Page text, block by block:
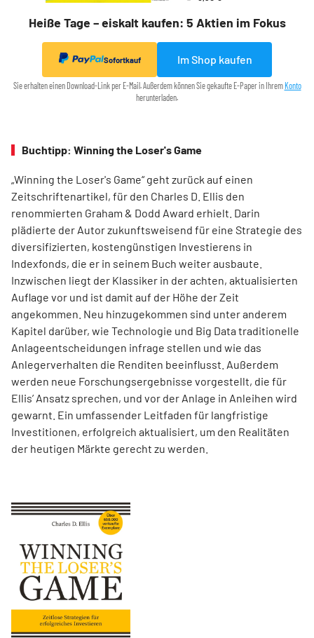
Heiße Tage – eiskalt kaufen: 5 Aktien im Fokus
Sofortkauf Im Shop kaufen
Sie erhalten einen Download-Link per E-Mail. Außerdem können Sie gekaufte E-Paper in Ihrem Konto
herunterladen.
Buchtipp: Winning the Loser's Game
„Winning the Loser's Game“ geht zurück auf einen
Zeitschriftenartikel, für den Charles D. Ellis den
renommierten Graham & Dodd Award erhielt. Darin
plädierte der Autor zukunftsweisend für eine Strategie des
diversifizierten, kostengünstigen Investierens in
Indexfonds, die er in seinem Buch weiter ausbaute.
Inzwischen liegt der Klassiker in der achten, aktualisierten
Auflage vor und ist damit auf der Höhe der Zeit
angekommen. Neu hinzugekommen sind unter anderem
Kapitel darüber, wie Technologie und Big Data traditionelle
Anlageentscheidungen infrage stellen und wie das
Anlegerverhalten die Renditen beeinflusst. Außerdem
werden neue Forschungsergebnisse vorgestellt, die für
Ellis’ Ansatz sprechen, und vor der Anlage in Anleihen wird
gewarnt. Ein umfassender Leitfaden für langfristige
Investitionen, erfolgreich aktualisiert, um den Realitäten
der heutigen Märkte gerecht zu werden.